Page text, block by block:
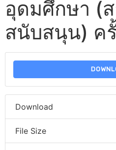
อุดมศึกษา (
สนับสนุน) ค
Download
File Size